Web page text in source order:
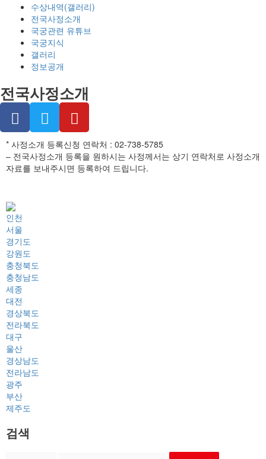
수상내역(갤러리)
전국사정소개
국궁관련 유튜브
국궁지식
갤러리
정보공개
전국사정소개
* 사정소개 등록신청 연락처 : 02-738-5785
– 전국사정소개 등록을 원하시는 사정께서는 상기 연락처로 사정소개
자료를 보내주시면 등록하여 드립니다.
인천
서울
경기도
강원도
충청북도
충청남도
세종
대전
경상북도
전라북도
대구
울산
경상남도
전라남도
광주
부산
제주도
검색